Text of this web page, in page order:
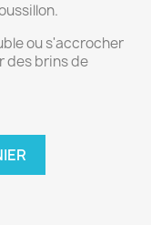
ou s'accrocher
des brins de